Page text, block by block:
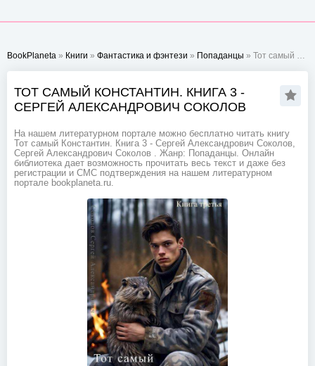
BookPlaneta » Книги » Фантастика и фэнтези » Попаданцы » Тот самый Константин. Книга 3 - Сергей Александрович Соколов
ТОТ САМЫЙ КОНСТАНТИН. КНИГА 3 -
СЕРГЕЙ АЛЕКСАНДРОВИЧ СОКОЛОВ
На нашем литературном портале можно бесплатно читать книгу
Тот самый Константин. Книга 3 - Сергей Александрович Соколов,
Сергей Александрович Соколов . Жанр: Попаданцы. Онлайн
библиотека дает возможность прочитать весь текст и даже без
регистрации и СМС подтверждения на нашем литературном
портале bookplaneta.ru.